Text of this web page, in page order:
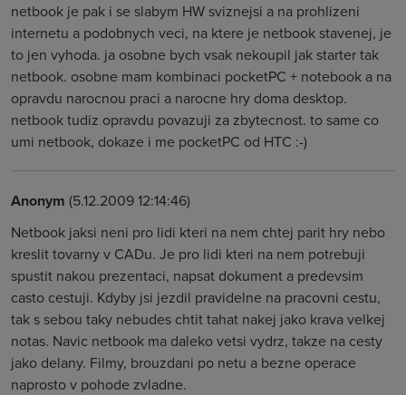
netbook je pak i se slabym HW sviznejsi a na prohlizeni
internetu a podobnych veci, na ktere je netbook stavenej, je
to jen vyhoda. ja osobne bych vsak nekoupil jak starter tak
netbook. osobne mam kombinaci pocketPC + notebook a na
opravdu narocnou praci a narocne hry doma desktop.
netbook tudiz opravdu povazuji za zbytecnost. to same co
umi netbook, dokaze i me pocketPC od HTC :-)
Anonym (5.12.2009 12:14:46)
Netbook jaksi neni pro lidi kteri na nem chtej parit hry nebo
kreslit tovarny v CADu. Je pro lidi kteri na nem potrebuji
spustit nakou prezentaci, napsat dokument a predevsim
casto cestuji. Kdyby jsi jezdil pravidelne na pracovni cestu,
tak s sebou taky nebudes chtit tahat nakej jako krava velkej
notas. Navic netbook ma daleko vetsi vydrz, takze na cesty
jako delany. Filmy, brouzdani po netu a bezne operace
naprosto v pohode zvladne.